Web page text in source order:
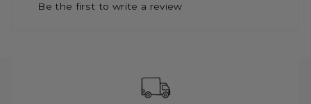
Be the first to write a review